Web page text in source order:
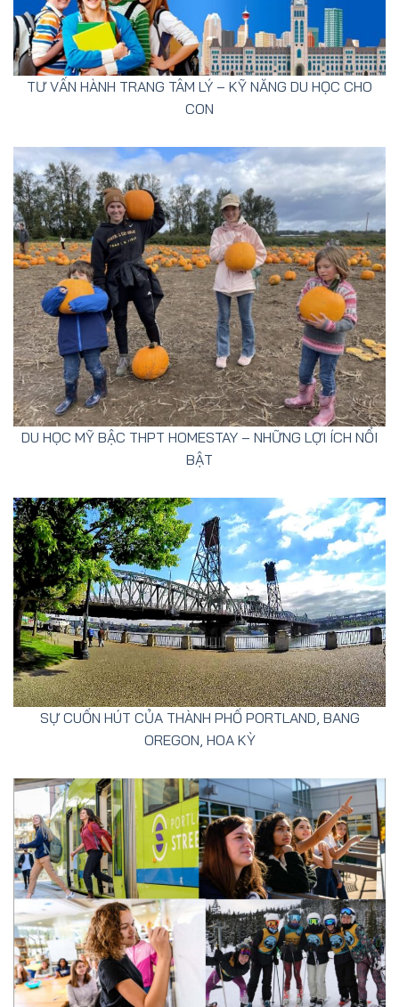
TƯ VẤN HÀNH TRANG TÂM LÝ – KỸ NĂNG DU HỌC CHO
CON
DU HỌC MỸ BẬC THPT HOMESTAY – NHỮNG LỢI ÍCH NỔI
BẬT
SỰ CUỐN HÚT CỦA THÀNH PHỐ PORTLAND, BANG
OREGON, HOA KỲ